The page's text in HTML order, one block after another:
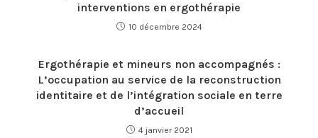
interventions en ergothérapie
10 décembre 2024
Ergothérapie et mineurs non accompagnés :
L’occupation au service de la reconstruction
identitaire et de l’intégration sociale en terre
d’accueil
4 janvier 2021